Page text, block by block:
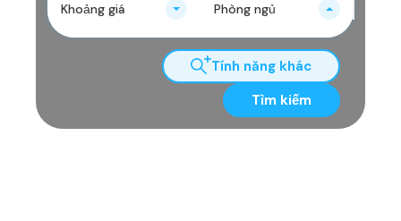
Khoảng giá Phòng ngủ
Tính năng khác
Tìm kiếm